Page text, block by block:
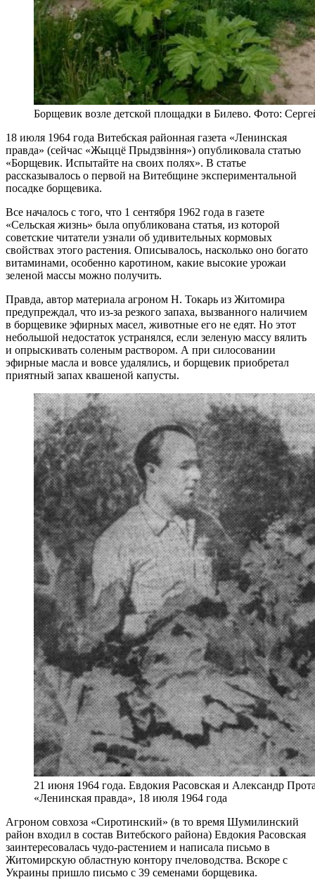
Борщевик возле детской площадки в Билево. Фото:
18 июля 1964 года Витебская районная газета «Ленинская
правда» (сейчас «Жыццё Прыдзвіння») опубликовала статью
«Борщевик. Испытайте на своих полях». В статье
рассказывалось о первой на Витебщине экспериментальной
посадке борщевика.
Все началось с того, что 1 сентября 1962 года в газете
«Сельская жизнь» была опубликована статья, из которой
советские читатели узнали об удивительных кормовых
свойствах этого растения. Описывалось, насколько оно богато
витаминами, особенно каротином, какие высокие урожаи
зеленой массы можно получить.
Правда, автор материала агроном Н. Токарь из Житомира
предупреждал, что из-за резкого запаха, вызванного наличием
в борщевике эфирных масел, животные его не едят. Но этот
небольшой недостаток устранялся, если зеленую массу вялить
и опрыскивать соленым раствором. А при силосовании
эфирные масла и вовсе удалялись, и борщевик приобретал
приятный запах квашеной капусты.
21 июня 1964 года. Евдокия Расовская и Александр
«Ленинская правда», 18 июля 1964 года
Агроном совхоза «Сиротинский» (в то время Шумилинский
район входил в состав Витебского района) Евдокия Расовская
заинтересовалась чудо-растением и написала письмо в
Житомирскую областную контору пчеловодства. Вскоре с
Украины пришло письмо с 39 семенами борщевика.